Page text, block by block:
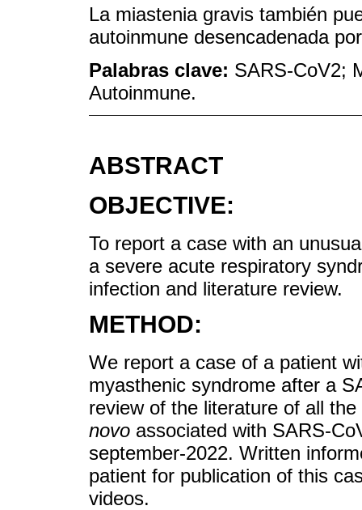
La miastenia gravis también
autoinmune desencadenada
Palabras clave: SARS-CoV2;
Autoinmune.
ABSTRACT
OBJECTIVE:
To report a case with an
a severe acute respiratory
infection and literature review.
METHOD:
We report a case of a patient
myasthenic syndrome after a
review of the literature of all
novo associated with SARS-
september-2022. Written
patient for publication of this
videos.